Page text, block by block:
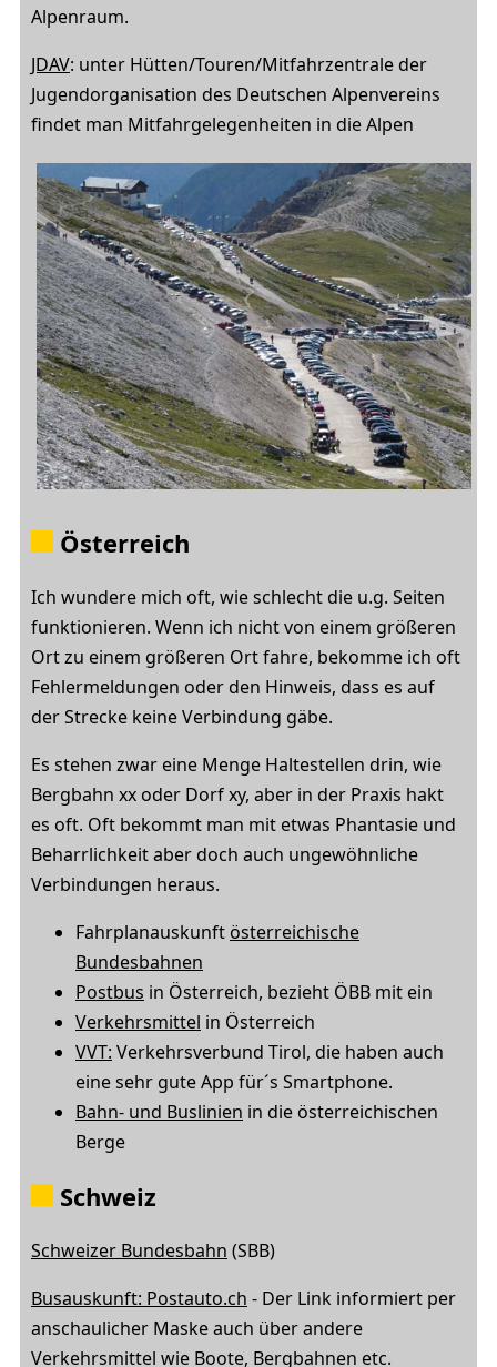
Alpenraum.
JDAV: unter Hütten/Touren/Mitfahrzentrale der
Jugendorganisation des Deutschen Alpenvereins
findet man Mitfahrgelegenheiten in die Alpen
Österreich
Ich wundere mich oft, wie schlecht die u.g. Seiten
funktionieren. Wenn ich nicht von einem größeren
Ort zu einem größeren Ort fahre, bekomme ich oft
Fehlermeldungen oder den Hinweis, dass es auf
der Strecke keine Verbindung gäbe.
Es stehen zwar eine Menge Haltestellen drin, wie
Bergbahn xx oder Dorf xy, aber in der Praxis hakt
es oft. Oft bekommt man mit etwas Phantasie und
Beharrlichkeit aber doch auch ungewöhnliche
Verbindungen heraus.
Fahrplanauskunft österreichische
Bundesbahnen
Postbus in Österreich, bezieht ÖBB mit ein
Verkehrsmittel in Österreich
VVT: Verkehrsverbund Tirol, die haben auch
eine sehr gute App für´s Smartphone.
Bahn- und Buslinien in die österreichischen
Berge
Schweiz
Schweizer Bundesbahn (SBB)
Busauskunft: Postauto.ch - Der Link informiert per
anschaulicher Maske auch über andere
Verkehrsmittel wie Boote, Bergbahnen etc.